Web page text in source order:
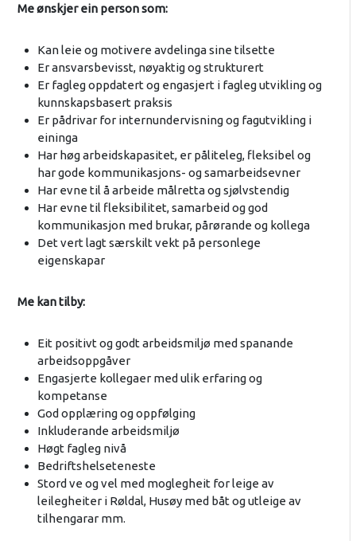
Me ønskjer ein person som:
Kan leie og motivere avdelinga sine tilsette
Er ansvarsbevisst, nøyaktig og strukturert
Er fagleg oppdatert og engasjert i fagleg utvikling og
kunnskapsbasert praksis
Er pådrivar for internundervisning og fagutvikling i
eininga
Har høg arbeidskapasitet, er påliteleg, fleksibel og
har gode kommunikasjons- og samarbeidsevner
Har evne til å arbeide målretta og sjølvstendig
Har evne til fleksibilitet, samarbeid og god
kommunikasjon med brukar, pårørande og kollega
Det vert lagt særskilt vekt på personlege
eigenskapar
Me kan tilby:
Eit positivt og godt arbeidsmiljø med spanande
arbeidsoppgåver
Engasjerte kollegaer med ulik erfaring og
kompetanse
God opplæring og oppfølging
Inkluderande arbeidsmiljø
Høgt fagleg nivå
Bedriftshelseteneste
Stord ve og vel med moglegheit for leige av
leilegheiter i Røldal, Husøy med båt og utleige av
tilhengarar mm.